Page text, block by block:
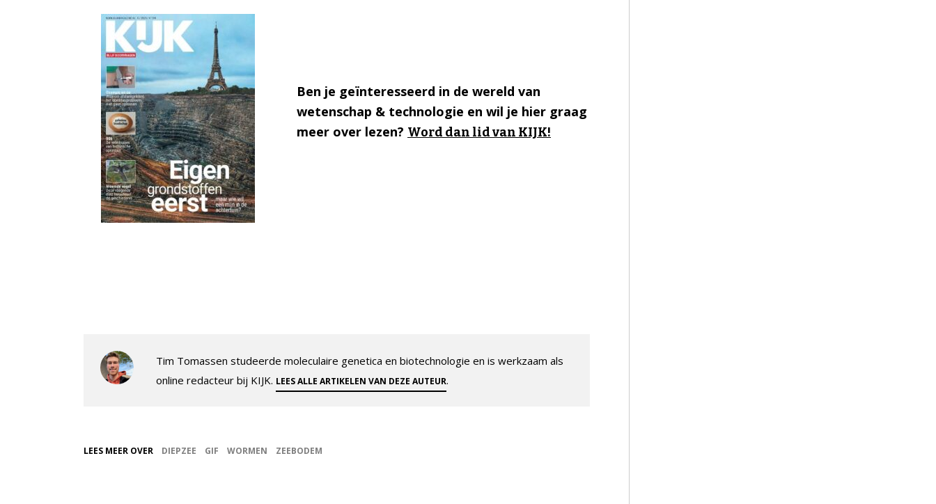
Ben je geïnteresseerd in de wereld van
wetenschap & technologie en wil je hier graag
meer over lezen? Word dan lid van KIJK!
Tim Tomassen studeerde moleculaire genetica en biotechnologie en is werkzaam als
online redacteur bij KIJK. LEES ALLE ARTIKELEN VAN DEZE AUTEUR.
LEES MEER OVER DIEPZEE GIF WORMEN ZEEBODEM